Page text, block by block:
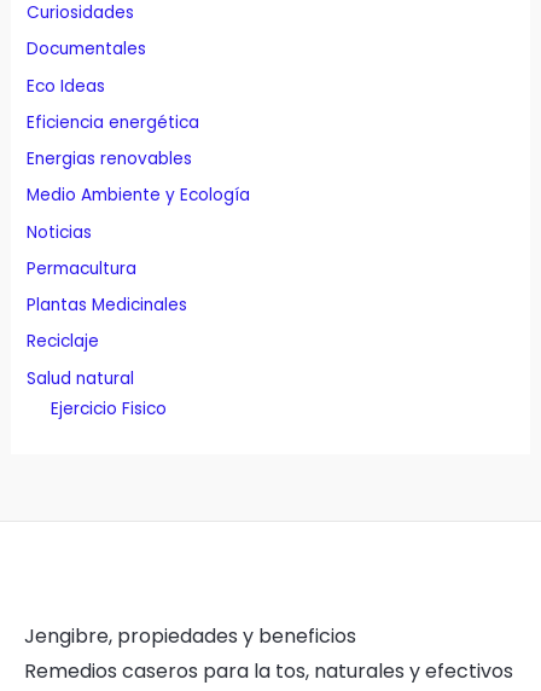
Curiosidades
Documentales
Eco Ideas
Eficiencia energética
Energias renovables
Medio Ambiente y Ecología
Noticias
Permacultura
Plantas Medicinales
Reciclaje
Salud natural
Ejercicio Fisico
Jengibre, propiedades y beneficios
Remedios caseros para la tos, naturales y efectivos